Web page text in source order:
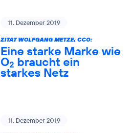
11. Dezember 2019
ZITAT WOLFGANG METZE, CCO:
Eine starke Marke wie
O2 braucht ein
starkes Netz
11. Dezember 2019